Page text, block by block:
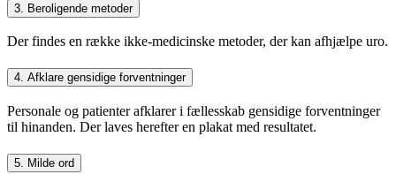
3. Beroligende metoder
Der findes en række ikke-medicinske metoder, der kan afhjælpe uro.
4. Afklare gensidige forventninger
Personale og patienter afklarer i fællesskab gensidige forventninger
til hinanden. Der laves herefter en plakat med resultatet.
5. Milde ord